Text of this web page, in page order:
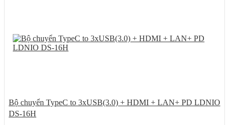
Bộ chuyển TypeC to 3xUSB(3.0) + HDMI + LAN+ PD LDNIO
DS-16H